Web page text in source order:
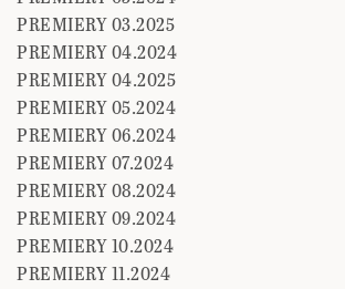
PREMIERY 03.2025
PREMIERY 04.2024
PREMIERY 04.2025
PREMIERY 05.2024
PREMIERY 06.2024
PREMIERY 07.2024
PREMIERY 08.2024
PREMIERY 09.2024
PREMIERY 10.2024
PREMIERY 11.2024